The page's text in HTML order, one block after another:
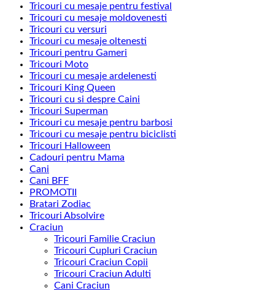
Tricouri cu mesaje pentru festival
Tricouri cu mesaje moldovenesti
Tricouri cu versuri
Tricouri cu mesaje oltenesti
Tricouri pentru Gameri
Tricouri Moto
Tricouri cu mesaje ardelenesti
Tricouri King Queen
Tricouri cu si despre Caini
Tricouri Superman
Tricouri cu mesaje pentru barbosi
Tricouri cu mesaje pentru biciclisti
Tricouri Halloween
Cadouri pentru Mama
Cani
Cani BFF
PROMOTII
Bratari Zodiac
Tricouri Absolvire
Craciun
Tricouri Familie Craciun
Tricouri Cupluri Craciun
Tricouri Craciun Copii
Tricouri Craciun Adulti
Cani Craciun